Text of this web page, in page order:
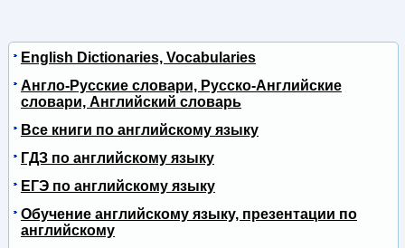
English Dictionaries, Vocabularies
Англо-Русские словари, Русско-Английские
словари, Английский словарь
Все книги по английскому языку
ГДЗ по английскому языку
ЕГЭ по английскому языку
Обучение английскому языку, презентации по
английскому